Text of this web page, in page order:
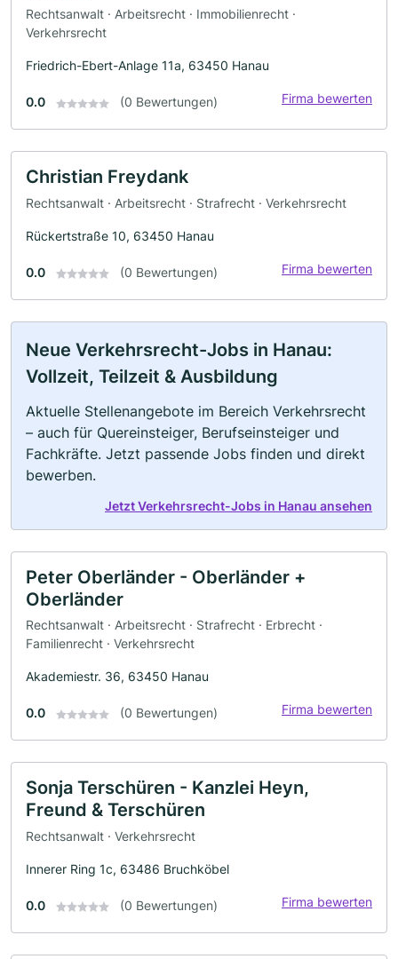
Rechtsanwalt · Arbeitsrecht · Immobilienrecht ·
Verkehrsrecht
Friedrich-Ebert-Anlage 11a, 63450 Hanau
0.0 (0 Bewertungen) Firma bewerten
Christian Freydank
Rechtsanwalt · Arbeitsrecht · Strafrecht · Verkehrsrecht
Rückertstraße 10, 63450 Hanau
0.0 (0 Bewertungen) Firma bewerten
Neue Verkehrsrecht-Jobs in Hanau:
Vollzeit, Teilzeit & Ausbildung
Aktuelle Stellenangebote im Bereich Verkehrsrecht
– auch für Quereinsteiger, Berufseinsteiger und
Fachkräfte. Jetzt passende Jobs finden und direkt
bewerben.
Jetzt Verkehrsrecht-Jobs in Hanau ansehen
Peter Oberländer - Oberländer +
Oberländer
Rechtsanwalt · Arbeitsrecht · Strafrecht · Erbrecht ·
Familienrecht · Verkehrsrecht
Akademiestr. 36, 63450 Hanau
0.0 (0 Bewertungen) Firma bewerten
Sonja Terschüren - Kanzlei Heyn,
Freund & Terschüren
Rechtsanwalt · Verkehrsrecht
Innerer Ring 1c, 63486 Bruchköbel
0.0 (0 Bewertungen) Firma bewerten